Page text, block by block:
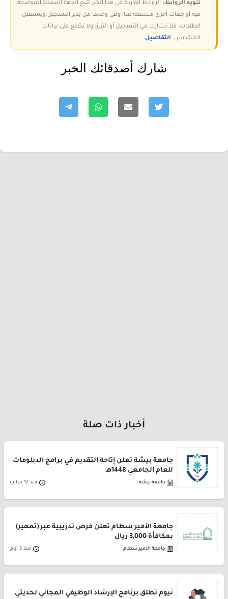
تنويه الروابط: الروابط الواردة في هذا الخبر تتبع الجهة المعلنة الموضحة
فيه أو جهات أخرى مستقلة عنا، وهي وحدها من يدير التسجيل ويستقبل
الطلبات؛ فلا نشارك في التسجيل أو الفرز، ولا نطّلع على بيانات
المتقدمين. التفاصيل
شارك أصدقائك الخبر
أخبار ذات صلة
جامعة بيشة تعلن إتاحة التقديم في برامج الدبلومات
للعام الجامعي 1448هـ
جامعة بيشة منذ 17 ساعة
جامعة الأمير سطام تعلن فرص تدريبية عبر (تمهير)
بمكافأة 3,000 ريال
جامعة الأمير سطام منذ 3 أيام
نيوم تطلق برنامج الإرشاد الوظيفي المجاني لحديثي